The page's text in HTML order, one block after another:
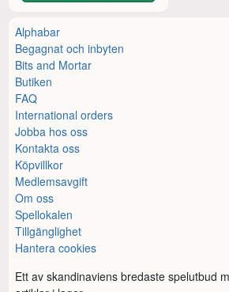
Alphabar
Begagnat och inbyten
Bits and Mortar
Butiken
FAQ
International orders
Jobba hos oss
Kontakta oss
Köpvillkor
Medlemsavgift
Om oss
Spellokalen
Tillgänglighet
Hantera cookies
Ett av skandinaviens bredaste spelutbud